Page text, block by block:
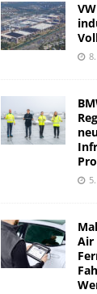
Air